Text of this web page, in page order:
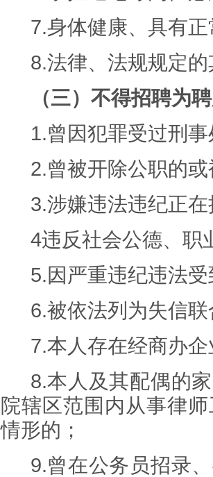
7.身体健康、 具有
8.法律、法规规定
（三）不得招聘为
1.曾因犯罪受过刑
2.曾被开除公职的
3.涉嫌违法违纪正
4违反社会公德、职
5.因严重违纪违法
6.被依法列为失信
7.本人存在经商办
8.本人及其配偶的
院辖区范围内从事律
情形的；
9.曾在公务员招录